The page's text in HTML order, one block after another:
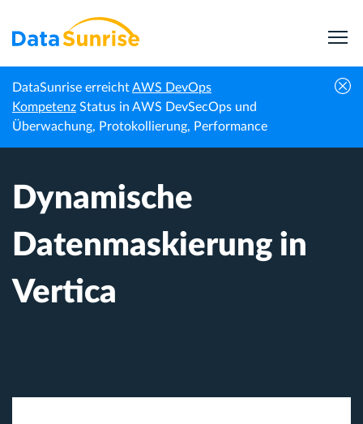
DataSunrise erreichtAWS DevOps
Kompetenz Status in AWS DevSecOps und
Überwachung, Protokollierung, Performance
Startseite Wissenszentrum Dynamische Datenmaskierung in Vertica
Dynamische
Datenmaskierung in
Vertica